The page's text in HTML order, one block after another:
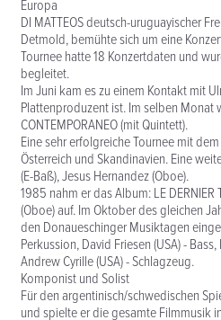
Europa
DI MATTEOS deutsch-uruguayischer
Detmold, bemühte sich um eine
Tournee hatte 18 Konzertdaten und
begleitet.
Im Juni kam es zu einem Kontakt mit
Plattenproduzent ist. Im selben Monat
CONTEMPORANEO (mit Quintett).
Eine sehr erfolgreiche Tournee mit
Österreich und Skandinavien. Eine
(E-Baß), Jesus Hernandez (Oboe).
1985 nahm er das Album: LE
(Oboe) auf. Im Oktober des gleichen
den Donaueschinger Musiktagen
Perkussion, David Friesen (USA) -
Andrew Cyrille (USA) - Schlagzeug.
Komponist und Solist
Für den argentinisch/schwedischen
und spielte er die gesamte Filmmusik